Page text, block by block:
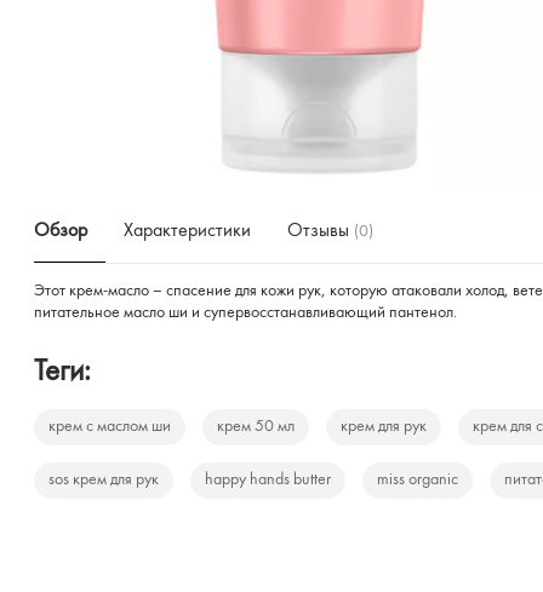
Обзор Характеристики Отзывы (0)
Этот крем-масло – спасение для кожи рук, которую атаковали холод,
питательное масло ши и супервосстанавливающий пантенол.
Теги:
крем с маслом ши крем 50 мл крем для рук крем для
sos крем для рук happy hands butter miss organic